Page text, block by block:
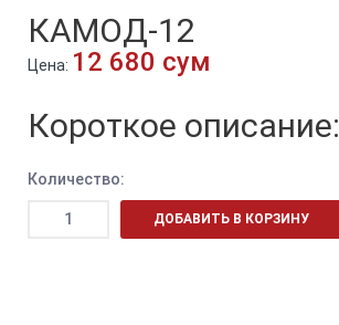
КАМОД-12
Цена: 12 680 сум
Короткое описание:
Количество:
ДОБАВИТЬ В КОРЗИНУ